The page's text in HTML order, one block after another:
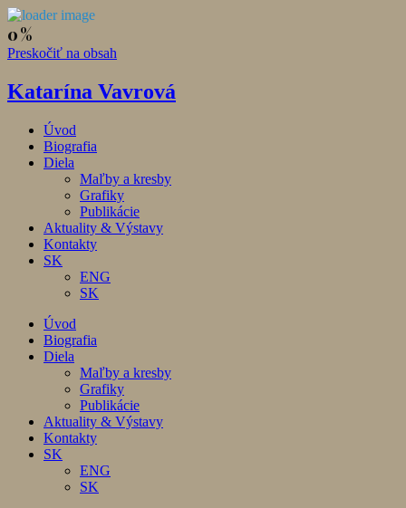
Preskočiť na obsah
Katarína Vavrová
Úvod
Biografia
Diela
Maľby a kresby
Grafiky
Publikácie
Aktuality & Výstavy
Kontakty
SK
ENG
SK
Úvod
Biografia
Diela
Maľby a kresby
Grafiky
Publikácie
Aktuality & Výstavy
Kontakty
SK
ENG
SK